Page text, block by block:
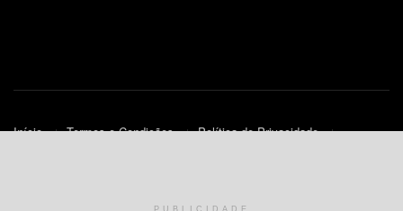
Início Termos e Condições
Política de Privacidade
PUBLICIDADE